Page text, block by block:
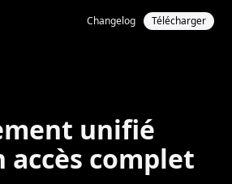
Changelog Télécharger
unifié
accès complet